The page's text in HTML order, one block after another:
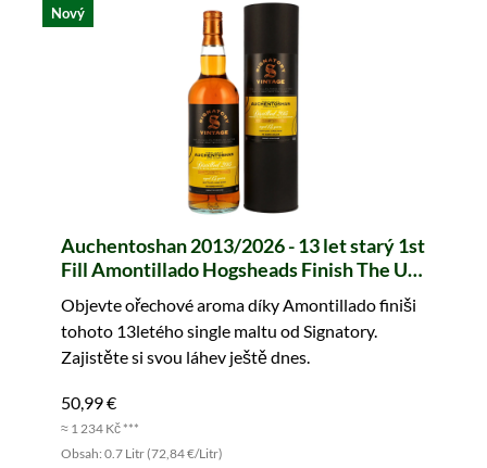
Nový
Auchentoshan 2013/2026 - 13 let starý 1st
Fill Amontillado Hogsheads Finish The Un-
Chillfiltered Collection (Signatory)
Objevte ořechové aroma díky Amontillado finiši
tohoto 13letého single maltu od Signatory.
Zajistěte si svou láhev ještě dnes.
50,99 €
≈ 1 234 Kč ***
Obsah: 0.7 Litr (72,84 €/Litr)